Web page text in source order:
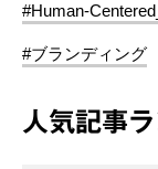
#Human-
#ブランディング
人気記事